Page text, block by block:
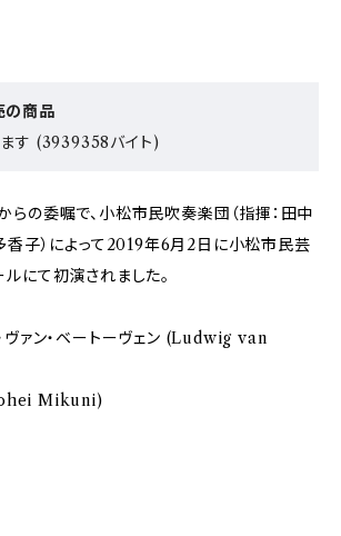
の商品
す (3939358バイト)
の委嘱で、小松市民吹奏楽団（指揮：田中
香子）によって2019年6月2日に小松市民芸
にて初演されました。
ヴァン・ベートーヴェン (Ludwig van
Mikuni)